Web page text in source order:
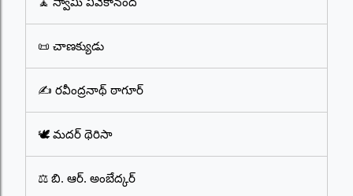
📜 చాణక్యుడు
✍️ రవీంద్రనాథ్ ఠాగూర్
🕊️ మదర్ థెరిసా
⚖️ బి. ఆర్. అంబేద్కర్